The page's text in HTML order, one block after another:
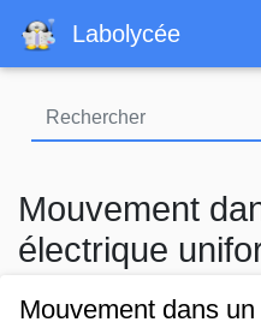
Labolycée
Mouvement
électrique
Mouvement dans